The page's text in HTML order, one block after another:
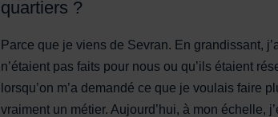
quartiers ?
Parce que je viens de Sevran. En grandissant,
n’étaient pas faits pour nous ou qu’ils étaient
lorsqu’on m’a demandé ce que je voulais faire
vraiment un métier. Aujourd’hui, à mon échelle,